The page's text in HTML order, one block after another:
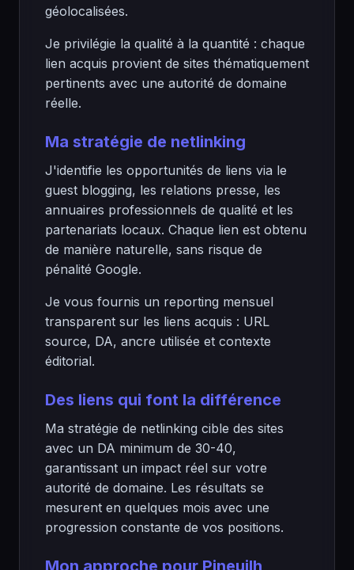
géolocalisées.
Je privilégie la qualité à la quantité : chaque
lien acquis provient de sites thématiquement
pertinents avec une autorité de domaine
réelle.
Ma stratégie de netlinking
J'identifie les opportunités de liens via le
guest blogging, les relations presse, les
annuaires professionnels de qualité et les
partenariats locaux. Chaque lien est obtenu
de manière naturelle, sans risque de
pénalité Google.
Je vous fournis un reporting mensuel
transparent sur les liens acquis : URL
source, DA, ancre utilisée et contexte
éditorial.
Des liens qui font la différence
Ma stratégie de netlinking cible des sites
avec un DA minimum de 30-40,
garantissant un impact réel sur votre
autorité de domaine. Les résultats se
mesurent en quelques mois avec une
progression constante de vos positions.
Mon approche pour Pineuilh